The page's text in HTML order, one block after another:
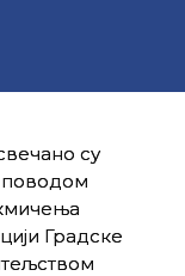
су
Градске